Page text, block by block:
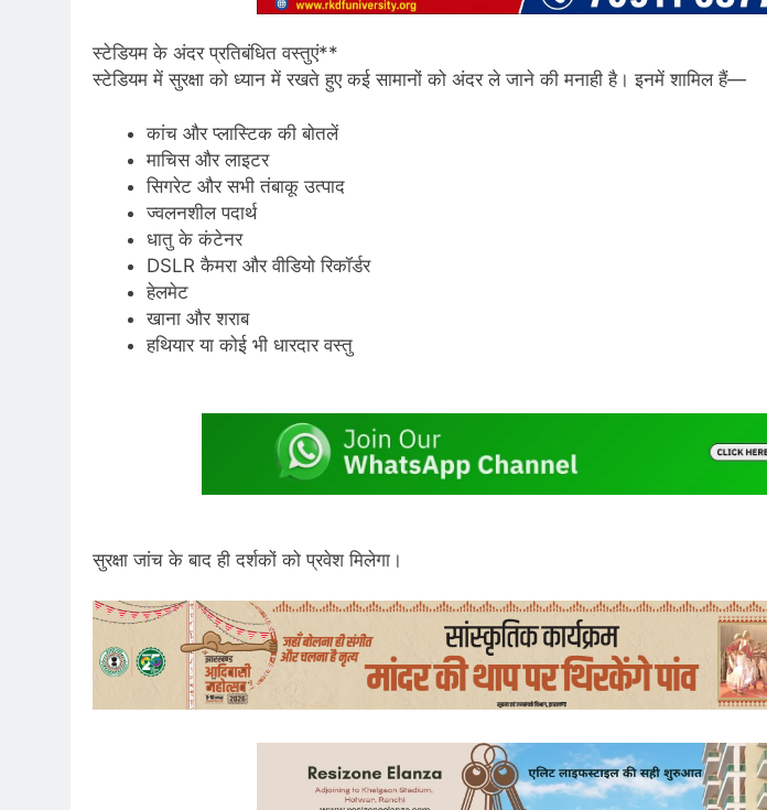
स्टेडियम के अंदर प्रतिबंधित वस्तुएं**
स्टेडियम में सुरक्षा को ध्यान में रखते हुए कई सामानों को अंदर ले जाने की मनाही है। इनमें शामिल हैं—
कांच और प्लास्टिक की बोतलें
माचिस और लाइटर
सिगरेट और सभी तंबाकू उत्पाद
ज्वलनशील पदार्थ
धातु के कंटेनर
DSLR कैमरा और वीडियो रिकॉर्डर
हेलमेट
खाना और शराब
हथियार या कोई भी धारदार वस्तु
सुरक्षा जांच के बाद ही दर्शकों को प्रवेश मिलेगा।